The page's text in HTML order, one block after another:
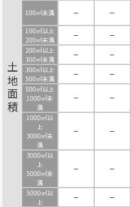
土地面積
100㎡未満 － －
100㎡以上
200㎡未満
－ －
200㎡以上
300㎡未満
－ －
300㎡以上
500㎡未満
－ －
500㎡以上
1000㎡未
満
－ －
1000㎡以
上
3000㎡未
満
－ －
3000㎡以
上
5000㎡未
満
－ －
5000㎡以
上
－ －